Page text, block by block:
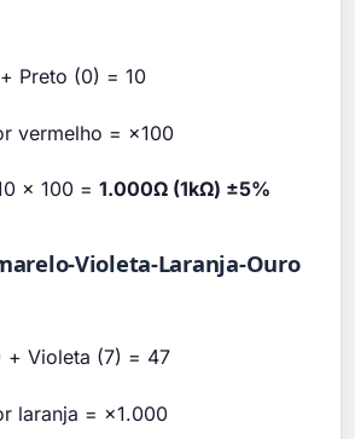
Preto (0) = 10
vermelho = ×100
× 100 =1.000Ω (1kΩ) ±5%
Violeta-Laranja-Ouro
+ Violeta (7) = 47
laranja = ×1.000